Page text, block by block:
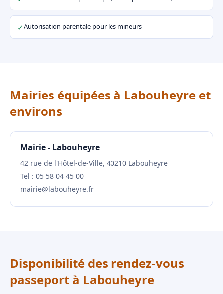
✓Autorisation parentale pour les mineurs
Mairies équipées à Labouheyre et
environs
Mairie - Labouheyre
42 rue de l'Hôtel-de-Ville, 40210 Labouheyre
Tel : 05 58 04 45 00
mairie@labouheyre.fr
Disponibilité des rendez-vous
passeport à Labouheyre